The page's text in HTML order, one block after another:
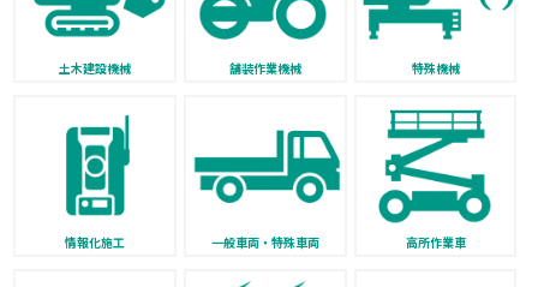
土木建設機械 舗装作業機械 特殊機械
情報化施工 一般車両・特殊車両 高所作業車